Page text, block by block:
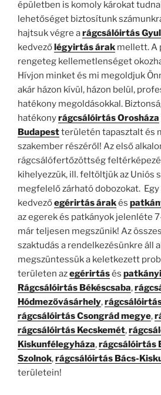
épületben is komoly károkat
lehetőséget biztosítunk
hajtsuk végre arágcsálóirtás
kedvező légyirtás árak mellett. A
rengeteg kellemetlenséget
Hívjon minket és mi megoldjuk
akár házon kívül, házon belül,
hatékony megoldásokkal.
hatékonyrágcsálóirtás Orosháza
Budapestterületén tapasztalt és
szakember részéről! Az első
rágcsálófertőzöttség
kihelyezzük, ill. feltöltjük az Uniós
megfelelő zárható dobozokat. Egy
kedvezőegérirtás árakés
az egerek és patkányok jelenléte
már teljesen megszűnik! Az
szaktudás a rendelkezésünkre áll
megszüntessük a keletkezett
területen azegérirtásés
Rágcsálóirtás Békéscsaba,
Hódmezővásárhely,
rágcsálóirtás Csongrád megye,
rágcsálóirtás Kecskemét,
Kiskunfélegyháza,rágcsálóirtás
Szolnok,rágcsálóirtás Bács-
területein!